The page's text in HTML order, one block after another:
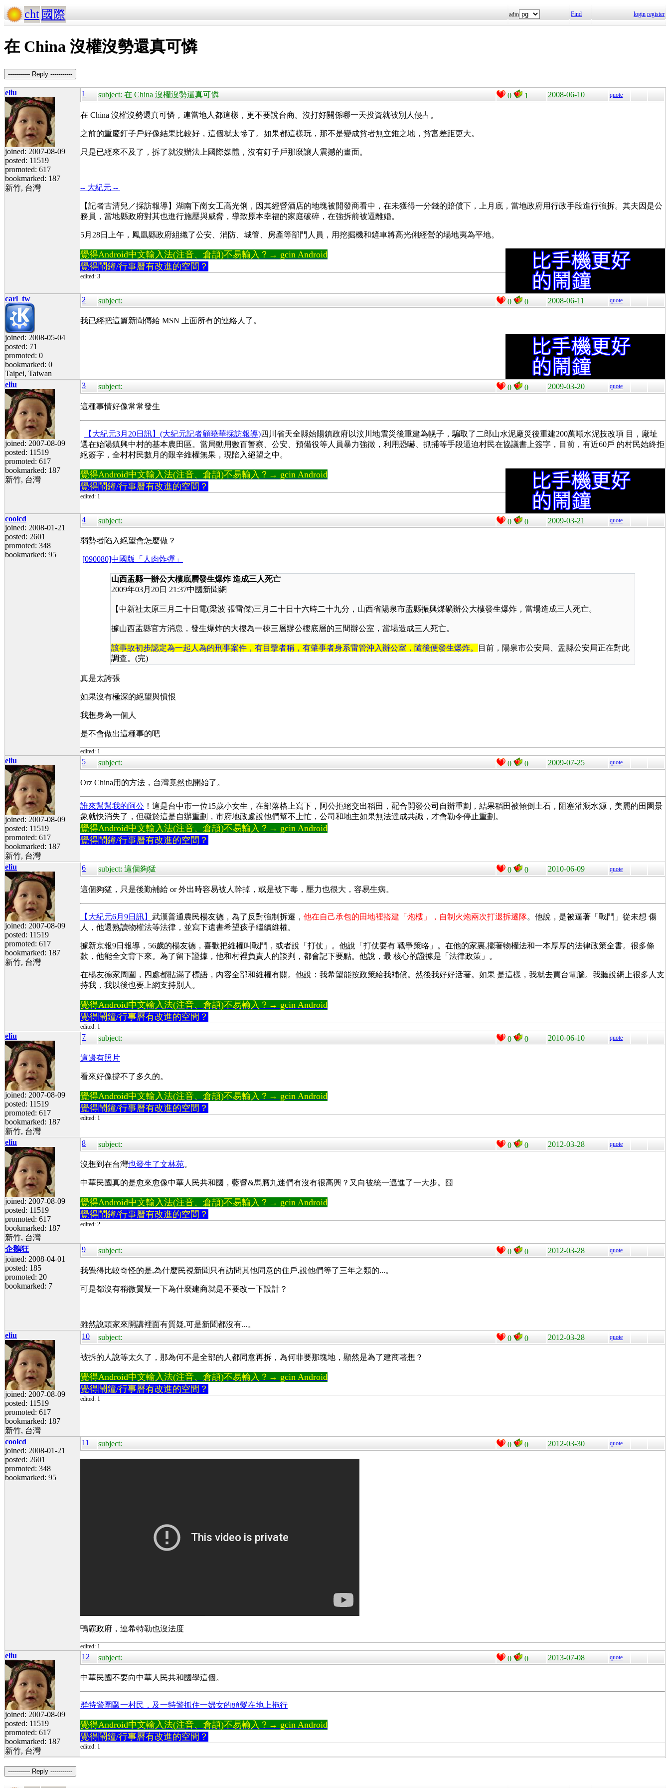
cht 國際 adm Find login register
在 China 沒權沒勢還真可憐
----------- Reply -----------
eliu
joined: 2007-08-09
posted: 11519
promoted: 617
bookmarked: 187
新竹, 台灣
1 subject: 在 China 沒權沒勢還真可憐 0 1 2008-06-10 quote
在 China 沒權沒勢還真可憐，連當地人都這樣，更不要說台商。沒打好關係哪一天投資就被別人侵占。
之前的重慶釘子戶好像結果比較好，這個就太慘了。如果都這樣玩，那不是變成貧者無立錐之地，貧富差距更大。
只是已經來不及了，拆了就沒辦法上國際媒體，沒有釘子戶那麼讓人震撼的畫面。
-- 大紀元 --
【記者古清兒／採訪報導】湖南下崗女工高光俐，因其經營酒店的地塊被開發商看中，在未獲得一分錢的賠償下，上月底，當地政府用行政手段進行強拆。其夫因是公
務員，當地縣政府對其也進行施壓與威脅，導致原本幸福的家庭破碎，在強拆前被逼離婚。
5月28日上午，鳳凰縣政府組織了公安、消防、城管、房產等部門人員，用挖掘機和鏟車將高光俐經營的場地夷為平地。
覺得Android中文輸入法(注音、倉頡)不易輸入？→ gcin Android
覺得鬧鐘/行事曆有改進的空間？
edited: 3
carl_tw
joined: 2008-05-04
posted: 71
promoted: 0
bookmarked: 0
Taipei, Taiwan
2 subject: 0 0 2008-06-11 quote
我已經把這篇新聞傳給 MSN 上面所有的連絡人了。
eliu
joined: 2007-08-09
posted: 11519
promoted: 617
bookmarked: 187
新竹, 台灣
3 subject: 0 0 2009-03-20 quote
這種事情好像常常發生
【大紀元3月20日訊】(大紀元記者顧曉華採訪報導)四川省天全縣始陽鎮政府以汶川地震災後重建為幌子，騙取了二郎山水泥廠災後重建200萬噸水泥技改項 目，廠址
選在始陽鎮興中村的基本農田區。當局動用數百警察、公安、預備役等人員暴力強徵，利用恐嚇、抓捕等手段逼迫村民在協議書上簽字，目前，有近60戶 的村民始終拒
絕簽字，全村村民數月的艱辛維權無果，現陷入絕望之中。
覺得Android中文輸入法(注音、倉頡)不易輸入？→ gcin Android
覺得鬧鐘/行事曆有改進的空間？
edited: 1
coolcd
joined: 2008-01-21
posted: 2601
promoted: 348
bookmarked: 95
4 subject: 0 0 2009-03-21 quote
弱勢者陷入絕望會怎麼做？
[090080]中國版「人肉炸彈」
山西盂縣一辦公大樓底層發生爆炸 造成三人死亡
2009年03月20日 21:37中國新聞網
【中新社太原三月二十日電(梁波 張雷傑)三月二十日十六時二十九分，山西省陽泉市盂縣振興煤礦辦公大樓發生爆炸，當場造成三人死亡。
據山西盂縣官方消息，發生爆炸的大樓為一棟三層辦公樓底層的三間辦公室，當場造成三人死亡。
該事故初步認定為一起人為的刑事案件，有目擊者稱，有肇事者身系雷管沖入辦公室，隨後便發生爆炸。
目前，陽泉市公安局、盂縣公安局正在對此
調查。 (完)
真是太誇張
如果沒有極深的絕望與憤恨
我想身為一個人
是不會做出這種事的吧
edited: 1
eliu
joined: 2007-08-09
posted: 11519
promoted: 617
bookmarked: 187
新竹, 台灣
5 subject: 0 0 2009-07-25 quote
Orz China用的方法，台灣竟然也開始了。
誰來幫幫我的阿公 ！這是台中市一位15歲小女生，在部落格上寫下，阿公拒絕交出稻田，配合開發公司自辦重劃，結果稻田被傾倒土石，阻塞灌溉水源，美麗的田園景
象就快消失了，但礙於這是自辦重劃，市府地政處說他們幫不上忙，公司和地主如果無法達成共識，才會勒令停止重劃。
覺得Android中文輸入法(注音、倉頡)不易輸入？→ gcin Android
覺得鬧鐘/行事曆有改進的空間？
eliu
joined: 2007-08-09
posted: 11519
promoted: 617
bookmarked: 187
新竹, 台灣
6 subject: 這個夠猛 0 0 2010-06-09 quote
這個夠猛，只是後勤補給 or 外出時容易被人幹掉，或是被下毒，壓力也很大，容易生病。
【大紀元6月9日訊】 武漢普通農民楊友德，為了反對強制拆遷， 他在自己承包的田地裡搭建「炮樓」，自制火炮兩次打退拆遷隊。他說，是被逼著「戰鬥」從未想 傷
人，他還熟讀物權法等法律，並寫下遺書希望孩子繼續維權。
據新京報9日報導，56歲的楊友德，喜歡把維權叫戰鬥，或者說「打仗」。他說「打仗要有 戰爭策略」。在他的家裏,擺著物權法和一本厚厚的法律政策全書。很多條
款，他能全文背下來。為了留下證據，他和村裡負責人的談判，都會記下要點。他說，最 核心的證據是「法律政策」。
在楊友德家周圍，四處都貼滿了標語，內容全部和維權有關。他說：我希望能按政策給我補償。然後我好好活著。如果 是這樣，我就去買台電腦。我聽說網上很多人支
持我，我以後也要上網支持別人。
覺得Android中文輸入法(注音、倉頡)不易輸入？→ gcin Android
覺得鬧鐘/行事曆有改進的空間？
edited: 1
eliu
joined: 2007-08-09
posted: 11519
promoted: 617
bookmarked: 187
新竹, 台灣
7 subject: 0 0 2010-06-10 quote
這邊有照片
看來好像撐不了多久的。
覺得Android中文輸入法(注音、倉頡)不易輸入？→ gcin Android
覺得鬧鐘/行事曆有改進的空間？
edited: 1
eliu
joined: 2007-08-09
posted: 11519
promoted: 617
bookmarked: 187
新竹, 台灣
8 subject: 0 0 2012-03-28 quote
沒想到在台灣也發生了文林苑。
中華民國真的是愈來愈像中華人民共和國，藍營&馬膺九迷們有沒有很高興？又向被統一邁進了一大步。囧
覺得Android中文輸入法(注音、倉頡)不易輸入？→ gcin Android
覺得鬧鐘/行事曆有改進的空間？
edited: 2
企鵝狂
joined: 2008-04-01
posted: 185
promoted: 20
bookmarked: 7
9 subject: 0 0 2012-03-28 quote
我覺得比較奇怪的是,為什麼民視新聞只有訪問其他同意的住戶,說他們等了三年之類的...。
可是都沒有稍微質疑一下為什麼建商就是不要改一下設計？
雖然說頭家來開講裡面有質疑,可是新聞都沒有...。
eliu
joined: 2007-08-09
posted: 11519
promoted: 617
bookmarked: 187
新竹, 台灣
10 subject: 0 0 2012-03-28 quote
被拆的人說等太久了，那為何不是全部的人都同意再拆，為何非要那塊地，顯然是為了建商著想？
覺得Android中文輸入法(注音、倉頡)不易輸入？→ gcin Android
覺得鬧鐘/行事曆有改進的空間？
edited: 1
coolcd
joined: 2008-01-21
posted: 2601
promoted: 348
bookmarked: 95
11 subject: 0 0 2012-03-30 quote
鴨霸政府，連希特勒也沒法度
edited: 1
eliu
joined: 2007-08-09
posted: 11519
promoted: 617
bookmarked: 187
新竹, 台灣
12 subject: 0 0 2013-07-08 quote
中華民國不要向中華人民共和國學這個。
群特警圍毆一村民，及一特警抓住一婦女的頭髮在地上拖行
覺得Android中文輸入法(注音、倉頡)不易輸入？→ gcin Android
覺得鬧鐘/行事曆有改進的空間？
edited: 1
----------- Reply -----------